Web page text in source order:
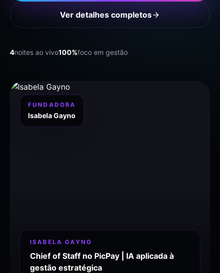
Ver detalhes completos
4noites ao vivo100%foco em gestão
FUNDADORA
Isabela Gayno
ISABELA GAYNO
Chief of Staff no PicPay | IA aplicada à
gestão estratégica